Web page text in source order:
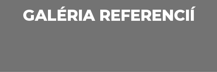
GALÉRIA REFERENCIÍ